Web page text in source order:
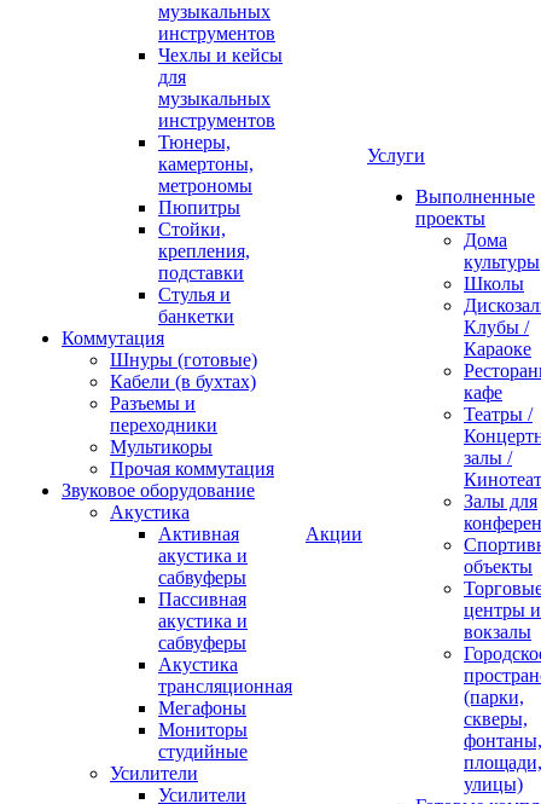
музыкальных
инструментов
Чехлы и кейсы
для
музыкальных
инструментов
Тюнеры,
камертоны,
метрономы
Пюпитры
Стойки,
крепления,
подставки
Стулья и
банкетки
Коммутация
Шнуры (готовые)
Кабели (в бухтах)
Разъемы и
переходники
Мультикоры
Прочая коммутация
Звуковое оборудование
Акустика
Активная
акустика и
сабвуферы
Пассивная
акустика и
сабвуферы
Акустика
трансляционная
Мегафоны
Мониторы
студийные
Усилители
Усилители
Акции
Услуги
Выполненные
проекты
Дома
культуры
Школы
Клубы /
Караоке
кафе
Театры /
залы /
Залы для
объекты
центры и
вокзалы
(парки,
скверы,
фонтаны,
площади,
улицы)